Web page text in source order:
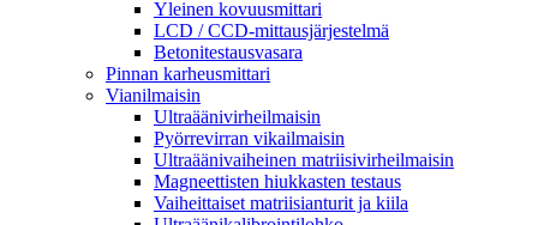
Yleinen kovuusmittari
LCD / CCD-mittausjärjestelmä
Betonitestausvasara
Pinnan karheusmittari
Vianilmaisin
Ultraäänivirheilmaisin
Pyörrevirran vikailmaisin
Ultraäänivaiheinen matriisivirheilmaisin
Magneettisten hiukkasten testaus
Vaiheittaiset matriisianturit ja kiila